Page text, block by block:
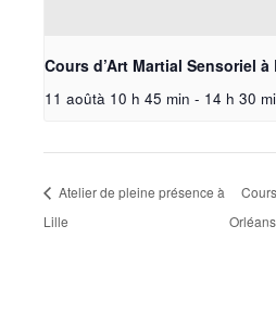
Cours d’Art Martial Sensoriel à
11 aoûtà 10 h 45 min - 14 h 30
Atelier de pleine présence à
Lille
Orléans